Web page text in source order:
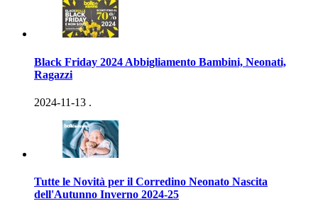
Black Friday 2024 Abbigliamento Bambini, Neonati,
Ragazzi
2024-11-13 .
Tutte le Novità per il Corredino Neonato Nascita
dell'Autunno Inverno 2024-25